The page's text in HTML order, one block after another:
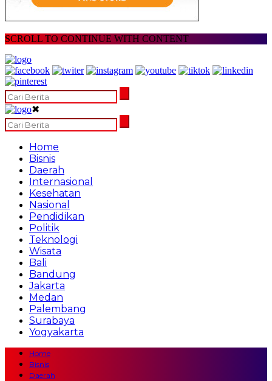
SCROLL TO CONTINUE WITH CONTENT
✖
Home
Bisnis
Daerah
Internasional
Kesehatan
Nasional
Pendidikan
Politik
Teknologi
Wisata
Bali
Bandung
Jakarta
Medan
Palembang
Surabaya
Yogyakarta
Home
Bisnis
Daerah